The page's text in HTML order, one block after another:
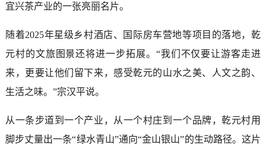
宜兴茶产业的一张亮丽名片。
随着2025年星级乡村酒店、国际房车营地等项目的落地，乾
元村的文旅图景还将进一步拓展。“我们不仅要让游客走进
来，更要让他们留下来，感受乾元的山水之美、人文之韵、
生活之味。”宗汉平说。
从一条步道到一个产业，从一个村庄到一个品牌，乾元村用
脚步丈量出一条“绿水青山”通向“金山银山”的生动路径。这片